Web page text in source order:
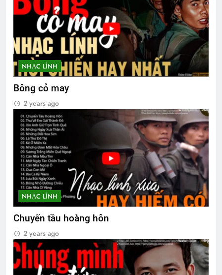
2 Years Ago
HOA ĐÀO (Lỗ Tấn)
3 Years Ago
QUÀ TẶNG CỦA ANH LÍNH THỦY
3 Years Ago
Thư mời tham dự xuất bản Đa Hiệu 127
3 Years Ago
1 Year Ago
NHẠC LÍNH
Bông cỏ may
2 years ago
NHẠC LÍNH
Chuyến tầu hoàng hôn
2 years ago